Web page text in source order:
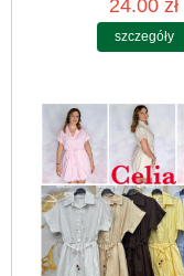
24.00 zł
szczegóły